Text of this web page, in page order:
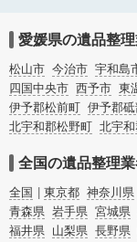
件を利用し検索してみま
ゴミの処分方法や親の家
で、チェックしてみてく
愛媛県の遺品整
松山市 今治市 宇和島
四国中央市 西予市 東
伊予郡松前町 伊予郡
北宇和郡松野町 北宇
全国の遺品整理
全国 東京都 神奈川県
青森県 岩手県 宮城県
福井県 山梨県 長野県